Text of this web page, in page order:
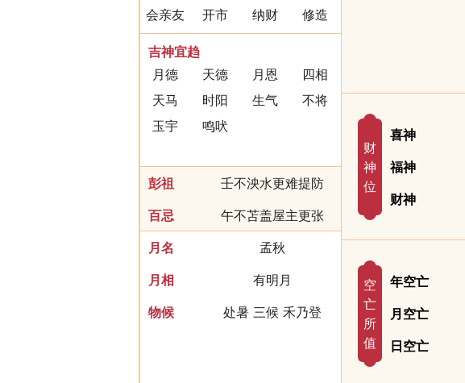
会亲友
开市 纳财
修造
开仓
出货财 纳畜
牧养
开池
破土 启钻
吉神宜趋
月德
天德 月恩
四相
天马
时阳 生气
不将
玉宇
鸣吠
彭祖
壬不泱水更难提防
百忌
午不苫盖屋主更张
月名
孟秋
月相
有明月
物候
处暑 三候 禾乃登
财
神
位
喜神
福神
财神
空
亡
所
值
年空亡
月空亡
日空亡